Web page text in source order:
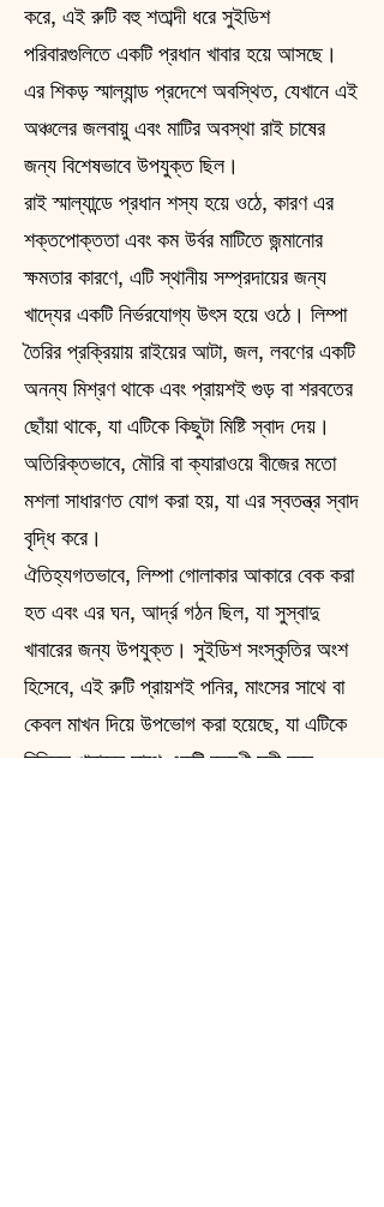
করে, এই রুটি বহু শতাব্দী ধরে সুইডিশ
পরিবারগুলিতে একটি প্রধান খাবার হয়ে আসছে।
এর শিকড় স্মাল্যান্ড প্রদেশে অবস্থিত, যেখানে এই
অঞ্চলের জলবায়ু এবং মাটির অবস্থা রাই চাষের
জন্য বিশেষভাবে উপযুক্ত ছিল।
রাই স্মাল্যান্ডে প্রধান শস্য হয়ে ওঠে, কারণ এর
শক্তপোক্ততা এবং কম উর্বর মাটিতে জন্মানোর
ক্ষমতার কারণে, এটি স্থানীয় সম্প্রদায়ের জন্য
খাদ্যের একটি নির্ভরযোগ্য উৎস হয়ে ওঠে। লিম্পা
তৈরির প্রক্রিয়ায় রাইয়ের আটা, জল, লবণের একটি
অনন্য মিশ্রণ থাকে এবং প্রায়শই গুড় বা শরবতের
ছোঁয়া থাকে, যা এটিকে কিছুটা মিষ্টি স্বাদ দেয়।
অতিরিক্তভাবে, মৌরি বা ক্যারাওয়ে বীজের মতো
মশলা সাধারণত যোগ করা হয়, যা এর স্বতন্ত্র স্বাদ
বৃদ্ধি করে।
ঐতিহ্যগতভাবে, লিম্পা গোলাকার আকারে বেক করা
হত এবং এর ঘন, আর্দ্র গঠন ছিল, যা সুস্বাদু
খাবারের জন্য উপযুক্ত। সুইডিশ সংস্কৃতির অংশ
হিসেবে, এই রুটি প্রায়শই পনির, মাংসের সাথে বা
কেবল মাখন দিয়ে উপভোগ করা হয়েছে, যা এটিকে
বিভিন্ন খাবারের সাথে একটি বহুমুখী সঙ্গী করে